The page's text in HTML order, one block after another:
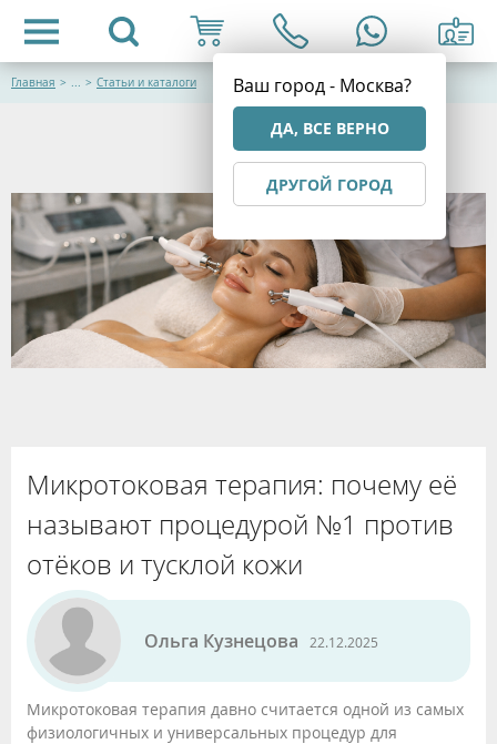
Ваш город - Москва?
ДА, ВСЕ ВЕРНО
ДРУГОЙ ГОРОД
Главная > ... > Статьи и каталоги
Микротоковая терапия: почему её
называют процедурой №1 против
отёков и тусклой кожи
Ольга Кузнецова 22.12.2025
Микротоковая терапия давно считается одной из самых
физиологичных и универсальных процедур для